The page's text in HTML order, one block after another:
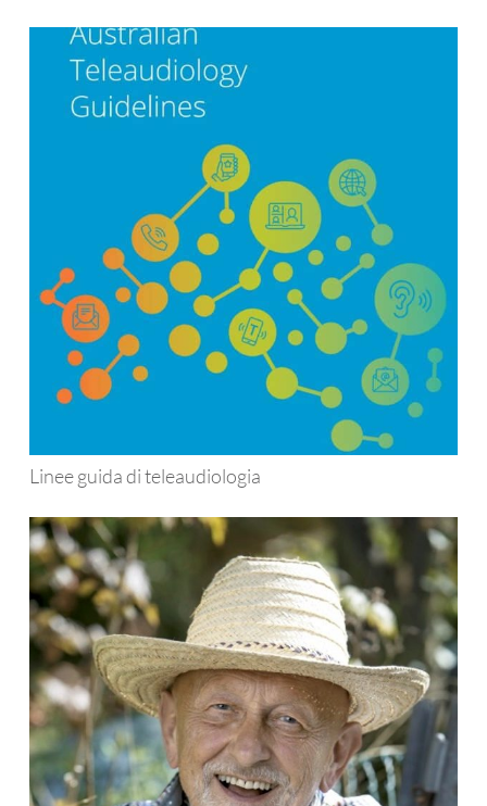
Linee guida di teleaudiologia